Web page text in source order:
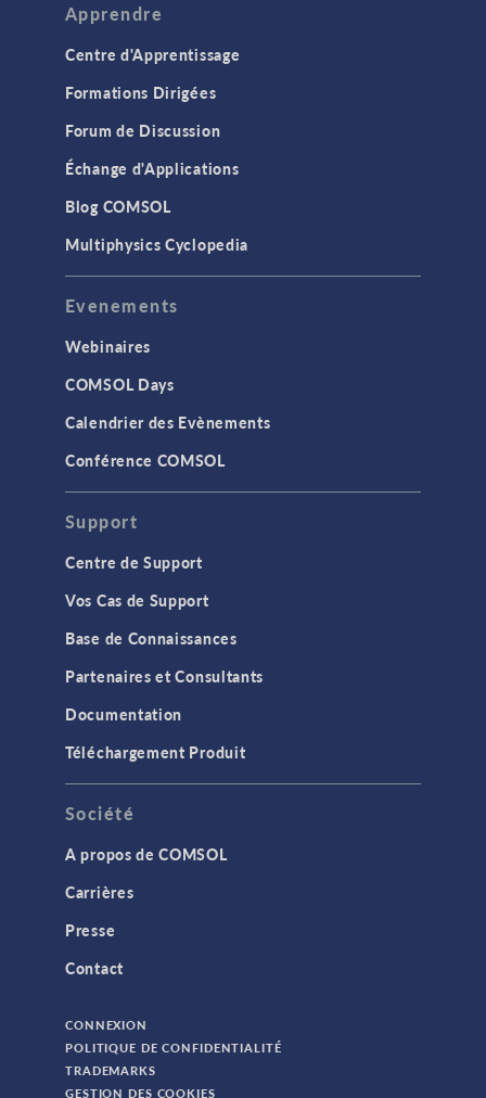
Apprendre
Centre d'Apprentissage
Formations Dirigées
Forum de Discussion
Échange d'Applications
Blog COMSOL
Multiphysics Cyclopedia
Evenements
Webinaires
COMSOL Days
Calendrier des Evènements
Conférence COMSOL
Support
Centre de Support
Vos Cas de Support
Base de Connaissances
Partenaires et Consultants
Documentation
Téléchargement Produit
Société
A propos de COMSOL
Carrières
Presse
Contact
CONNEXION
POLITIQUE DE CONFIDENTIALITÉ
TRADEMARKS
GESTION DES COOKIES